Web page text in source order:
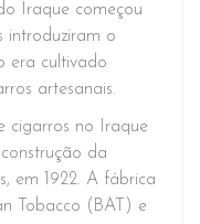
Iraque começou
introduziram o
era cultivado
artesanais.
cigarros no Iraque
da
em 1922. A fábrica
Tobacco (BAT) e